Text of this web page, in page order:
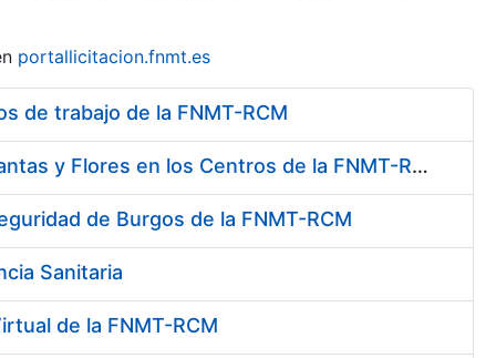
portallicitacion.fnmt.es
de trabajo de la FNMT-RCM
Contratación de Servicio de Mantenimiento y Conservación de Plantas y Flores en los Centros de la FNMT-RCM
de Burgos de la FNMT-RCM
Sanitaria
de la FNMT-RCM